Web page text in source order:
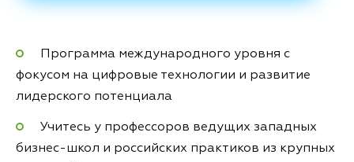
Программа международного уровня с
фокусом на цифровые технологии и развитие
лидерского потенциала
Учитесь у профессоров ведущих западных
бизнес-школ и российских практиков из крупных